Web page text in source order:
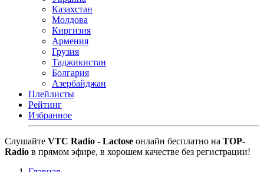
Казахстан
Молдова
Киргизия
Армения
Грузия
Таджикистан
Болгария
Азербайджан
Плейлисты
Рейтинг
Избранное
Cлушайте VTC Radio - Lactose онлайн бесплатно на TOP-
Radio в прямом эфире, в хорошем качестве без регистрации!